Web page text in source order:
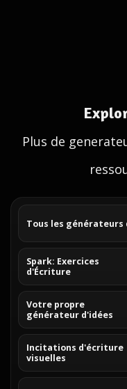
Plus de
Tous les générateurs
Spark: Exercices
d'Écriture
Votre propre
générateur d'idées
Incitations d'écriture
visuelles